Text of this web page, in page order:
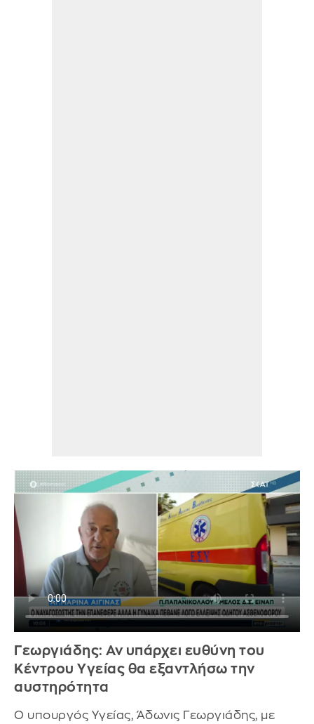
Γεωργιάδης: Αν υπάρχει ευθύνη του
Κέντρου Υγείας θα εξαντλήσω την
αυστηρότητα
Ο υπουργός Υγείας, Άδωνις Γεωργιάδης, με